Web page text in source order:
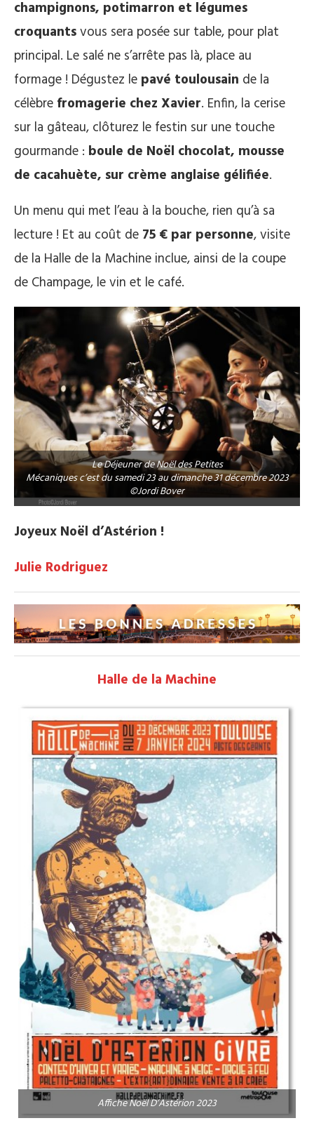
champignons, potimarron et légumes
croquantsvous sera posée sur table, pour plat
principal. Le salé ne s’arrête pas là, place au
formage ! Dégustez le pavé toulousain de la
célèbre fromagerie chez Xavier. Enfin, la cerise
sur la gâteau, clôturez le festin sur une touche
gourmande : boule de Noël chocolat, mousse
de cacahuète, sur crème anglaise gélifiée.
Un menu qui met l’eau à la bouche, rien qu’à sa
lecture ! Et au coût de 75 € par personne, visite
de la Halle de la Machine inclue, ainsi de la coupe
de Champage, le vin et le café.
Le Déjeuner de Noël des Petites
Mécaniques c’est du samedi 23 au dimanche 31 décembre 2023
©Jordi Bover
Joyeux Noël d’Astérion !
Julie Rodriguez
Halle de la Machine
Affiche Noël D’Astérion 2023